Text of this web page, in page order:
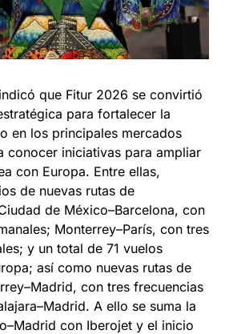
que Fitur 2026 se convirtió
para fortalecer la
en los principales mercados
conocer iniciativas para ampliar
con Europa. Entre ellas,
de nuevas rutas de
de México–Barcelona, con
Monterrey–París, con tres
y un total de 71 vuelos
así como nuevas rutas de
con tres frecuencias
A ello se suma la
con Iberojet y el inicio